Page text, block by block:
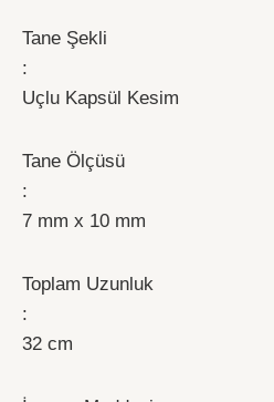
Tane Şekli
:
Uçlu Kapsül Kesim
Tane Ölçüsü
:
7 mm x 10 mm
Toplam Uzunluk
:
32 cm